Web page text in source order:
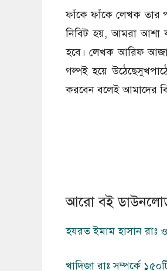
ফাঁকে ফাঁকে লেখক তার
নিবিট হয়, আমরা আশা
হবে। লেখক আরিফ আজাদ
গল্পই হয়ে
করবেন বলেই আমাদের
আরো বই
হযরত ইমাম হাসান রাঃ
খাদিজা রাঃ সম্পর্কে